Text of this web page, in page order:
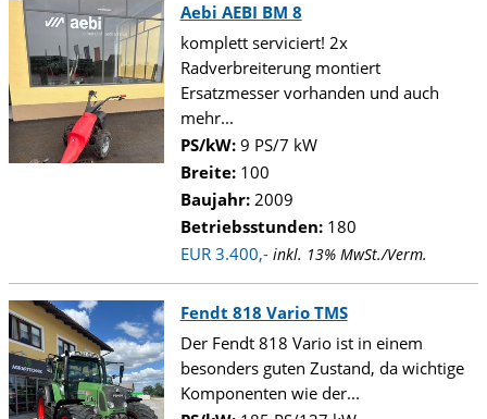
Aebi AEBI BM 8
komplett serviciert! 2x
Radverbreiterung montiert
Ersatzmesser vorhanden und auch
mehr...
PS/kW:9 PS/7 kW
Breite:100
Baujahr:2009
Betriebsstunden:180
EUR 3.400,- inkl. 13% MwSt./Verm.
Fendt 818 Vario TMS
Der Fendt 818 Vario ist in einem
besonders guten Zustand, da wichtige
Komponenten wie der...